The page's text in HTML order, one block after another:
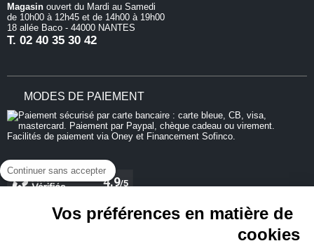
Continuer sans accepter
Vos préférences en matière de
cookies
Magasin ouvert du Mardi au Samedi
de 10h00 à 12h45 et de 14h00 à 19h00
18 allée Baco - 44000 NANTES
T. 02 40 35 30 42
MODES DE PAIEMENT